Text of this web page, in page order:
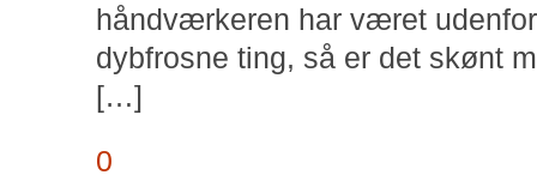
håndværkeren har været
dybfrosne ting, så er det skønt
[…]
0